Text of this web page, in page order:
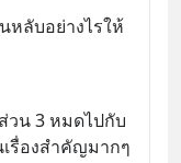
หลับอย่างไรให้
วน 3 หมดไปกับ
รื่องสำคัญมากๆ